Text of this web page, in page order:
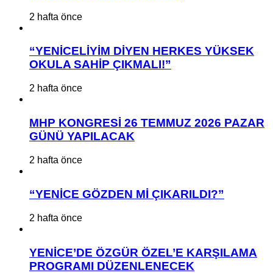
2 hafta önce
“YENİCELİYİM DİYEN HERKES YÜKSEK
OKULA SAHİP ÇIKMALI!”
2 hafta önce
MHP KONGRESİ 26 TEMMUZ 2026 PAZAR
GÜNÜ YAPILACAK
2 hafta önce
“YENİCE GÖZDEN Mİ ÇIKARILDI?”
2 hafta önce
YENİCE’DE ÖZGÜR ÖZEL’E KARŞILAMA
PROGRAMI DÜZENLENECEK